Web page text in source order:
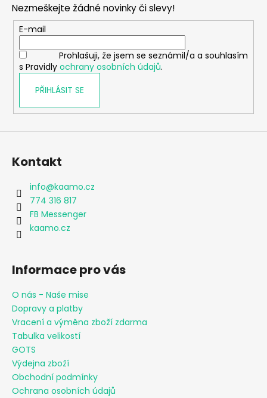
Nezmeškejte žádné novinky či slevy!
E-mail
Prohlašuji, že jsem se seznámil/a a souhlasím
s Pravidly ochrany osobních údajů.
PŘIHLÁSIT SE
Kontakt
info@kaamo.cz
774 316 817
FB Messenger
kaamo.cz
Informace pro vás
O nás - Naše mise
Dopravy a platby
Vracení a výměna zboží zdarma
Tabulka velikostí
GOTS
Výdejna zboží
Obchodní podmínky
Ochrana osobních údajů